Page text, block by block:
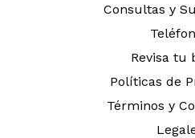
Consultas y
Revisa tu
Políticas de
Términos y